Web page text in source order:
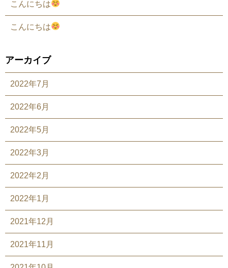
こんにちは
こんにちは
アーカイブ
2022年7月
2022年6月
2022年5月
2022年3月
2022年2月
2022年1月
2021年12月
2021年11月